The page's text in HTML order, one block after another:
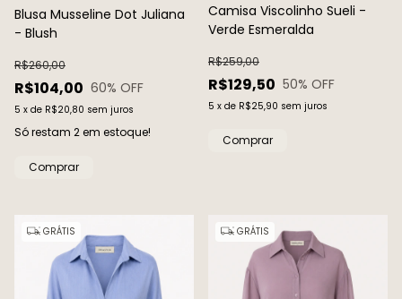
Blusa Musseline Dot Juliana
- Blush
R$104,00
R$260,00
60% OFF
5 x de R$20,80 sem juros
Só restam 2em estoque!
Comprar
Camisa Viscolinho Sueli -
Verde Esmeralda
R$129,50
R$259,00
50% OFF
5 x de R$25,90 sem juros
Comprar
GRÁTIS GRÁTIS